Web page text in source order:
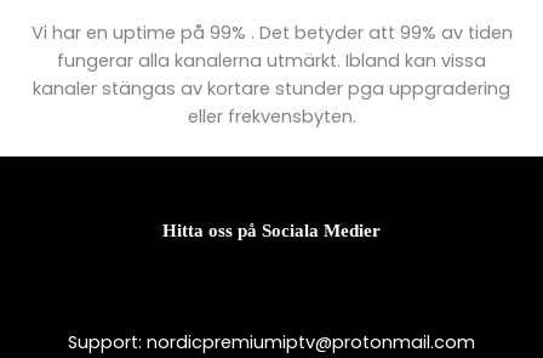
Vi har en uptime på 99% . Det betyder att 99% av tiden
fungerar alla kanalerna utmärkt. Ibland kan vissa
kanaler stängas av kortare stunder pga uppgradering
eller frekvensbyten.
Hitta oss på Sociala Medier
Support: nordicpremiumiptv@protonmail.com